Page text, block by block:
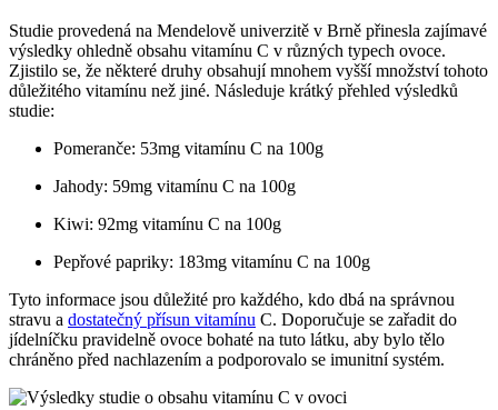
Studie provedená na Mendelově univerzitě v Brně přinesla zajímavé
výsledky ohledně obsahu vitamínu C v různých typech ovoce.
Zjistilo se, že některé druhy obsahují mnohem vyšší množství tohoto
důležitého vitamínu než jiné. Následuje krátký přehled výsledků
studie:
Pomeranče: 53mg vitamínu C na 100g
Jahody: 59mg vitamínu C na 100g
Kiwi: 92mg vitamínu C na 100g
Pepřové papriky: 183mg vitamínu C na 100g
Tyto informace jsou důležité pro každého, kdo dbá na správnou
stravu a dostatečný přísun vitamínu C. Doporučuje se zařadit do
jídelníčku pravidelně ovoce bohaté na tuto látku, aby bylo tělo
chráněno před nachlazením a podporovalo se imunitní systém.